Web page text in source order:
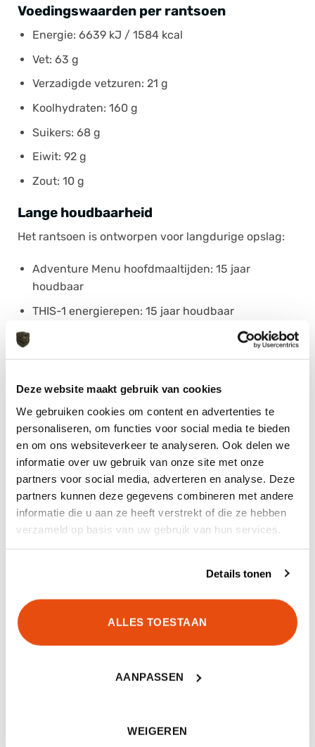
Deze website maakt gebruik van cookies
We gebruiken cookies om content en advertenties te
personaliseren, om functies voor social media te bieden
en om ons websiteverkeer te analyseren. Ook delen we
informatie over uw gebruik van onze site met onze
partners voor social media, adverteren en analyse. Deze
partners kunnen deze gegevens combineren met andere
informatie die u aan ze heeft verstrekt of die ze hebben
verzameld op basis van uw gebruik van hun services.
Details tonen
ALLES TOESTAAN
AANPASSEN
WEIGEREN
Voedingswaarden per rantsoen
Energie: 6639 kJ / 1584 kcal
Vet: 63 g
Verzadigde vetzuren: 21 g
Koolhydraten: 160 g
Suikers: 68 g
Eiwit: 92 g
Zout: 10 g
Lange houdbaarheid
Het rantsoen is ontworpen voor langdurige opslag:
Adventure Menu hoofdmaaltijden: 15 jaar
houdbaar
THIS-1 energierepen: 15 jaar houdbaar
Hertenragoutbiedt een complete combinatie van
betrouwbare keuze voor iedereen die voorbereid wil
zijn op noodsituaties, survivaltochten, expedities en
avonturen in de buitenlucht.
AANVULLENDE INFORMATIE
Pro Ration
RANTSOENDUUR Hele dag
-8%